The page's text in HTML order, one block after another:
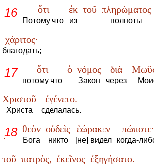
16 ὅτι
Потому что
ἐκ
из
τοῦ πληρώματος
полноты
χάριτος·
благодать;
17 ὅτι
потому что
ὁ νόμος
Закон
διὰ
через
Χριστοῦ
Христа
ἐγένετο.
сделалась.
18 θεὸν
Бога
οὐδεὶς
никто
ἑώρακεν
[не] видел
πώποτε·
когда-
τοῦ πατρὸς, ἐκεῖνος ἐξηγήσατο.